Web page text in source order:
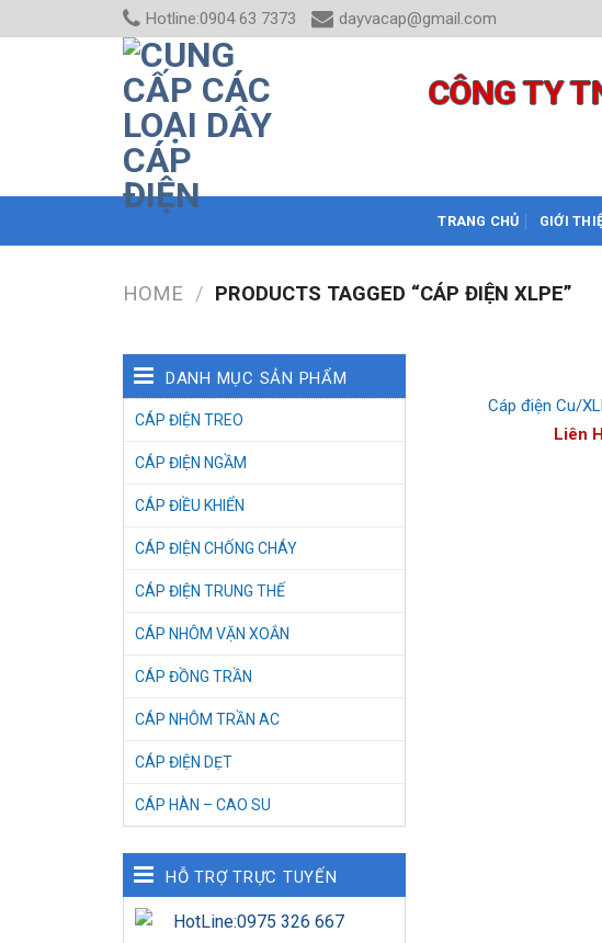
to
Hotline:0904 63 7373 dayvacap@gmail.com
CÔNG TY
TRANG CHỦ GIỚI
HOME / PRODUCTS TAGGED “CÁP ĐIỆN XLPE”
DANH MỤC SẢN PHẨM
CÁP ĐIỆN TREO
CÁP ĐIỆN NGẦM
CÁP ĐIỀU KHIỂN
CÁP ĐIỆN CHỐNG CHÁY
CÁP ĐIỆN TRUNG THẾ
CÁP NHÔM VẶN XOẮN
CÁP ĐỒNG TRẦN
CÁP NHÔM TRẦN AC
CÁP ĐIỆN DẸT
CÁP HÀN – CAO SU
HỖ TRỢ TRỰC TUYẾN
HotLine:0975 326 667
Cáp điện Cu/
Liên